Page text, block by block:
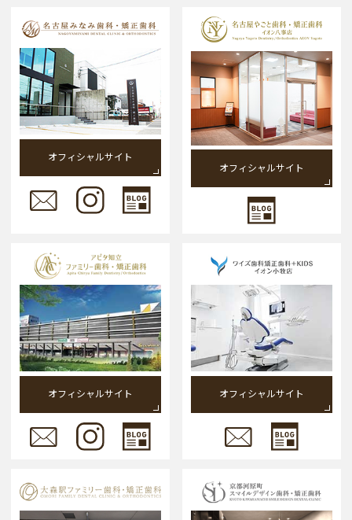
オフィシャルサイト
オフィシャルサイト
オフィシャルサイト オフィシャルサイト